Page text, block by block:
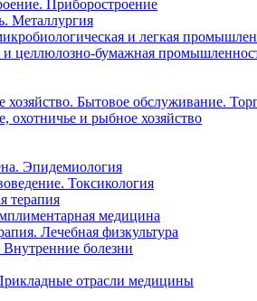
Приборостроение
Металлургия
и легкая
целлюлозно-бумажная
Бытовое обслуживание.
охотничье и рыбное хозяйство
Эпидемиология
Токсикология
терапия
медицина
Лечебная физкультура
болезни
отрасли медицины